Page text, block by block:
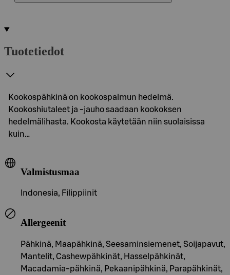
Tuotetiedot
Kookospähkinä on kookospalmun hedelmä.
Kookoshiutaleet ja -jauho saadaan kookoksen
hedelmälihasta. Kookosta käytetään niin suolaisissa
kuin…
Valmistusmaa
Indonesia, Filippiinit
Allergeenit
Pähkinä, Maapähkinä, Seesaminsiemenet, Soijapavut,
Mantelit, Cashewpähkinät, Hasselpähkinät,
Macadamia-pähkinä, Pekaanipähkinä, Parapähkinät,